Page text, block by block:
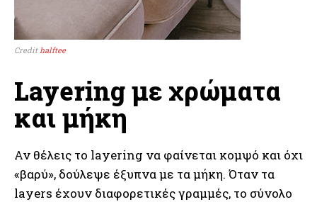
Credit halftee
Layering με χρώματα
και μήκη
Αν θέλεις το layering να φαίνεται κομψό και όχι
«βαρύ», δούλεψε έξυπνα με τα μήκη. Όταν τα
layers έχουν διαφορετικές γραμμές, το σύνολο